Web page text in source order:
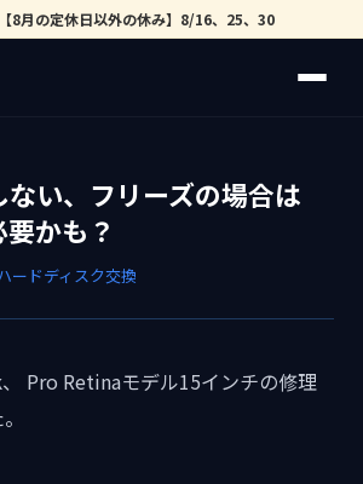
【8月の定休日以外の休み】8/16、25、30
い、フリーズの場合は
かも？
ードディスク交換
Pro Retinaモデル15インチの修理